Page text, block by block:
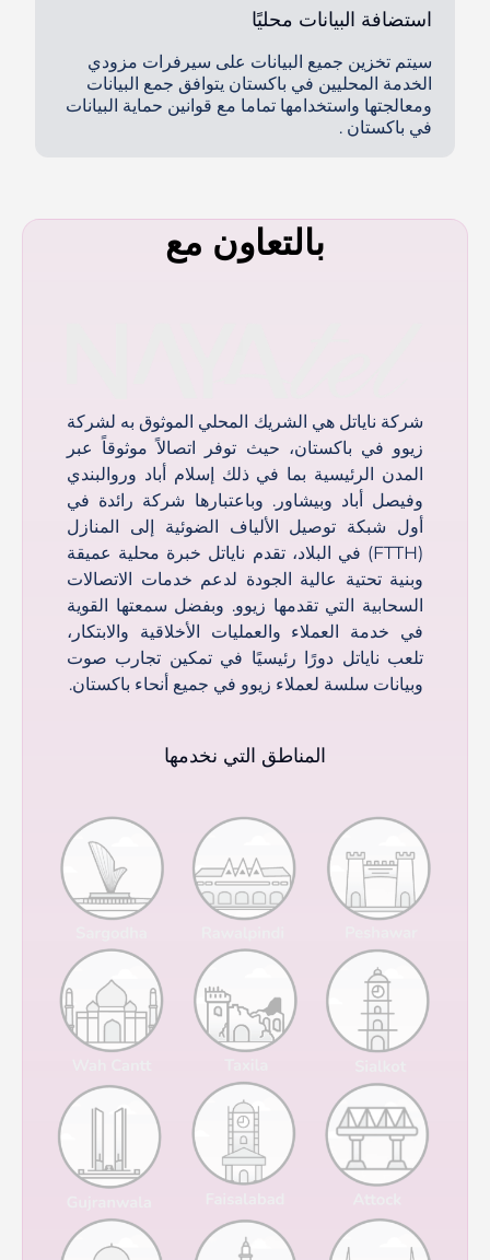
استضافة البيانات محليًا
سيتم تخزين جميع البيانات على سيرفرات مزودي
الخدمة المحليين في باكستان يتوافق جمع البيانات
ومعالجتها واستخدامها تماما مع قوانين حماية البيانات
في باكستان .
بالتعاون مع
شركة ناياتل هي الشريك المحلي الموثوق به لشركة
زيوو في باكستان، حيث توفر اتصالاً موثوقاً عبر
المدن الرئيسية بما في ذلك إسلام أباد وروالبندي
وفيصل أباد وبيشاور. وباعتبارها شركة رائدة في
أول شبكة توصيل الألياف الضوئية إلى المنازل
(FTTH) في البلاد، تقدم ناياتل خبرة محلية عميقة
وبنية تحتية عالية الجودة لدعم خدمات الاتصالات
السحابية التي تقدمها زيوو. وبفضل سمعتها القوية
في خدمة العملاء والعمليات الأخلاقية والابتكار،
تلعب ناياتل دورًا رئيسيًا في تمكين تجارب صوت
وبيانات سلسة لعملاء زيوو في جميع أنحاء باكستان.
المناطق التي نخدمها